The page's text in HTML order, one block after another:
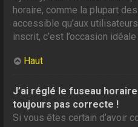
horaire, comme la plupart
accessible qu’aux
inscrit, c’est l’occasion
Haut
J’ai réglé le fuseau horaire
toujours pas correcte !
Si vous êtes certain d’avoir